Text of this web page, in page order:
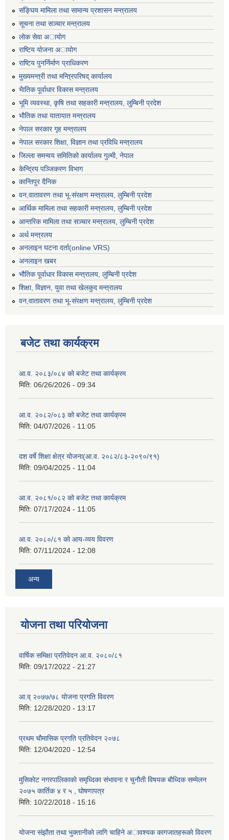
संङ्घिय मामिला तथा सामान्य प्रशासन मन्त्रालय
सूचना तथा सञ्चार मन्त्रालय
लाेक सेवा अायाेग
राष्टिय याेजना अायाेग
राष्टिय पुनर्निर्माण प्राधिकरण
मुख्यमन्त्री तथा मन्त्रिपरिषद् कार्यालय
भैातिक पूर्वाधार विकास मन्त्रालय
भूमि व्यवस्था, कृषि तथा सहकारी मन्त्रालय, लु्म्बिनी प्रदेश
भाैतिक तथा यातायात मन्त्रालय
नेपाल सरकार गृह मन्त्रालय
नेपाल सरकार शिक्षा, विज्ञान तथा प्रविधि मन्त्रालय
जिल्ला समन्वय समितिको कार्यालय गुल्मी, नेपाल
केन्द्रिय पञ्जिकरण विभाग
कान्तिपुर दैनिक
वन,वातावरण तथा भू-संरक्षण मन्त्रालय, लुम्बिनी प्रदेश
आर्थिक मामिला तथा सहकारी मन्त्रालय, लुम्बिनी प्रदेश
आन्तरिक मामिला तथा सञ्चार मन्त्रालय, लुम्बिनी प्रदेश
अर्थ मन्त्रलय
अनलाइन घटना दर्ता(online VRS)
अनलाइन खबर
भौतिक पूर्वाधार विकास मन्त्रालय, लुम्बिनी प्रदेश
शिक्षा, विज्ञान, युवा तथा खेलकुद मन्‍‍त्रालय
वन,वातावरण तथा भू-संरक्षण मन्त्रालय, लुम्बिनी प्रदेश
बजेट तथा कार्यक्रम
आ.व. २०८३/०८४ को बजेट तथा कार्यक्रम
मिति: 06/26/2026 - 09:34
आ.व. २०८२/०८३ को बजेट तथा कार्यक्रम
मिति: 04/07/2026 - 11:05
दश वर्षे शिक्षा क्षेत्र योजना(आ.व. २०८२/८३-२०९०/९१)
मिति: 09/04/2025 - 11:04
आ.व. २०८१/०८२ को बजेट तथा कार्यक्रम
मिति: 07/17/2024 - 11:05
आ.व. २०८०/८१ को आय-व्यय विवरण
मिति: 07/11/2024 - 12:08
अन्य
योजना तथा परियोजना
वार्षिक समिक्षा प्रतिवेदन आ.व. २०८०/८१
मिति: 09/17/2022 - 21:27
आ.व् २०७७/७८ योजना प्रगति विवरण
मिति: 12/28/2020 - 13:17
प्रथम चाैमासिक प्रगति प्रतिवेदन २०७८
मिति: 12/04/2020 - 12:54
मुसिकाेट नगरपालिकाकाे समृध्दिका संभावना र चुनाैती विषयक बाैध्दिक सम्मेलन
२०७५ कार्तिक ४ र ५ , घाेषणापत्र
मिति: 10/22/2018 - 15:16
याेजना संझाैता तथा भुक्तानीकाे लागि चाहिने अावश्यक कागजातहरूकाे विवरण